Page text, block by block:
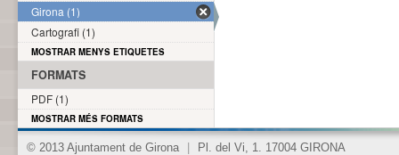
Girona (1)
Cartografi (1)
MOSTRAR MENYS ETIQUETES
FORMATS
PDF (1)
MOSTRAR MÉS FORMATS
© 2013 Ajuntament de Girona Pl. del Vi, 1. 17004 GIRONA